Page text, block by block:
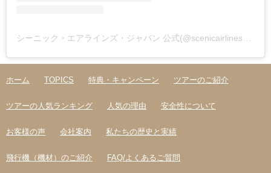
シーニック・エアラインズ・ジャパン 公式(@scenicairlines_japan)がシェアした投稿
ホーム TOPICS 特典・キャンペーン ツアーのご紹介
ツアーの人気ランキング 人気の理由 安全性について
お客様の声 会社案内 私たちの歴史と実績
飛行機（機材）のご紹介 FAQ/よくあるご質問